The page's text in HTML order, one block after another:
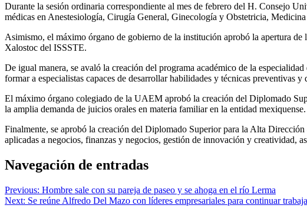
Durante la sesión ordinaria correspondiente al mes de febrero del H. Consejo
médicas en Anestesiología, Cirugía General, Ginecología y Obstetricia,
Asimismo, el máximo órgano de gobierno de la institución aprobó la apertura
Xalostoc del ISSSTE.
De igual manera, se avaló la creación del programa académico de la
formar a especialistas capaces de desarrollar habilidades y técnicas preventivas y
El máximo órgano colegiado de la UAEM aprobó la creación del Diplomado
la amplia demanda de juicios orales en materia familiar en la entidad mexiquense.
Finalmente, se aprobó la creación del Diplomado Superior para la Alta
aplicadas a negocios, finanzas y negocios, gestión de innovación y creatividad,
Navegación de entradas
Previous: Hombre sale con su pareja de paseo y se ahoga en el río Lerma
Next: Se reúne Alfredo Del Mazo con líderes empresariales para continuar